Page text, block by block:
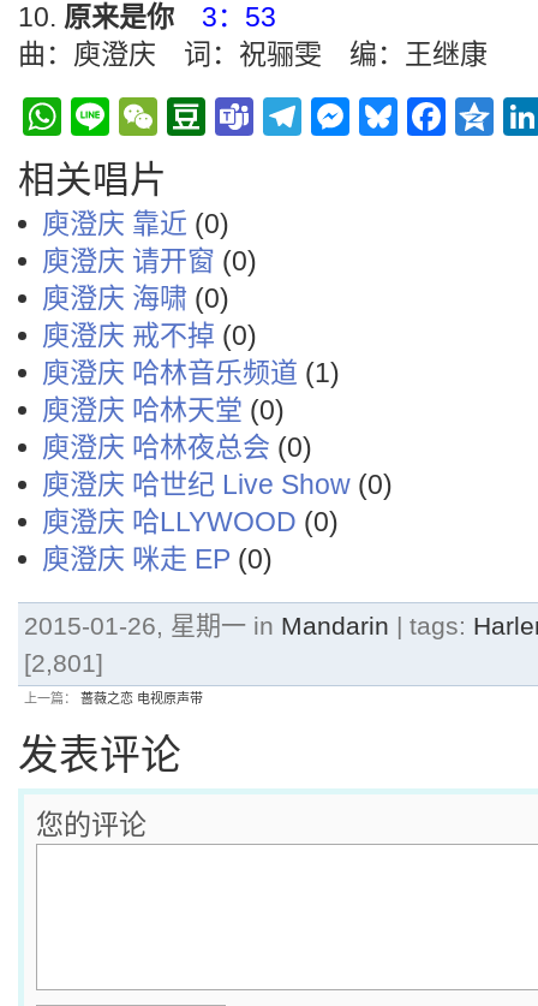
原来是你
3：53
曲：庾澄庆 词：祝骊雯 编：王继康
WhatsApp
LineWeChat
Douban
TeamsTelegramBluesky
相关唱片
庾澄庆 靠近 (0)
庾澄庆 请开窗 (0)
庾澄庆 海啸 (0)
庾澄庆 戒不掉 (0)
庾澄庆 哈林音乐频道 (1)
庾澄庆 哈林天堂 (0)
庾澄庆 哈林夜总会 (0)
庾澄庆 哈世纪 Live Show (0)
庾澄庆 哈LLYWOOD (0)
庾澄庆 咪走 EP (0)
2015-01-26, 星期一 in Mandarin | tags:
[2,801]
上一篇： 蔷薇之恋 电视原声带
发表评论
您的评论